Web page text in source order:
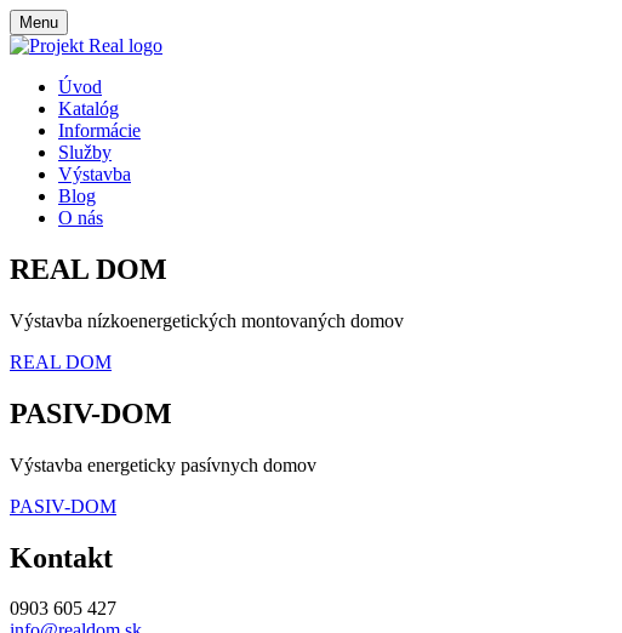
Menu
Úvod
Katalóg
Informácie
Služby
Výstavba
Blog
O nás
REAL DOM
Výstavba nízkoenergetických montovaných domov
REAL DOM
PASIV-DOM
Výstavba energeticky pasívnych domov
PASIV-DOM
Kontakt
0903 605 427